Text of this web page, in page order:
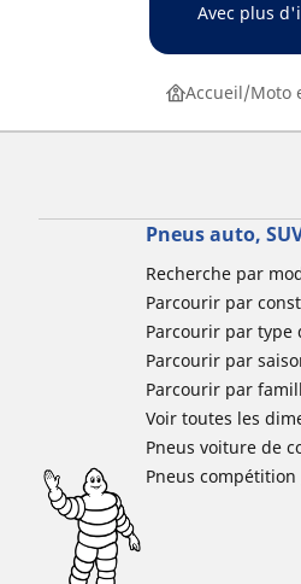
Avec plus
Accueil Moto
Pneus auto,
Recherche par
Parcourir par
Parcourir par type
Parcourir par
Parcourir par
Voir toutes les
Pneus voiture de
Pneus